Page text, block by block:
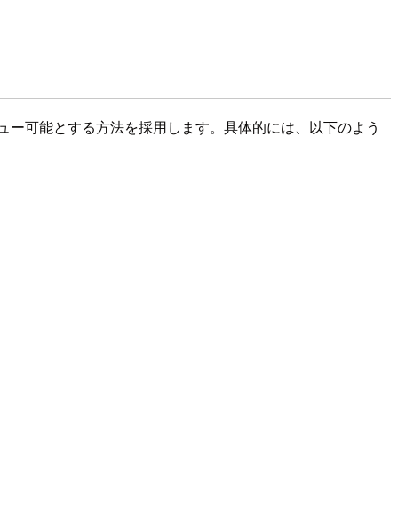
可能とする方法を採用します。具体的には、以下のよう